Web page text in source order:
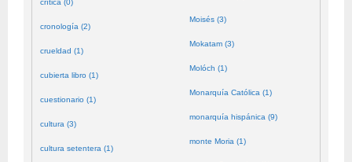
crítica (0)
cronología (2)
crueldad (1)
cubierta libro (1)
cuestionario (1)
cultura (3)
cultura setentera (1)
Moisés (3)
Mokatam (3)
Molóch (1)
Monarquía Católica (1)
monarquía hispánica (9)
monte Moria (1)